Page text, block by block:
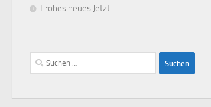
Frohes neues Jetzt
Suchen
nach: